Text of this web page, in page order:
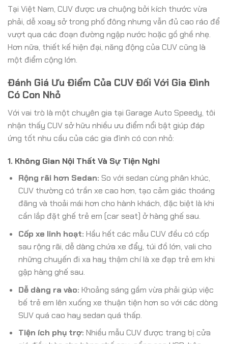
Tại Việt Nam, CUV được ưa chuộng bởi kích thước vừa
phải, dễ xoay sở trong phố đông nhưng vẫn đủ cao ráo để
vượt qua các đoạn đường ngập nước hoặc gồ ghề nhẹ.
Hơn nữa, thiết kế hiện đại, năng động của CUV cũng là
một điểm cộng lớn.
Đánh Giá Ưu Điểm Của CUV Đối Với Gia Đình
Có Con Nhỏ
Với vai trò là một chuyên gia tại Garage Auto Speedy, tôi
nhận thấy CUV sở hữu nhiều ưu điểm nổi bật giúp đáp
ứng tốt nhu cầu của các gia đình có con nhỏ:
1. Không Gian Nội Thất Và Sự Tiện Nghi
Rộng rãi hơn Sedan: So với sedan cùng phân khúc,
CUV thường có trần xe cao hơn, tạo cảm giác thoáng
đãng và thoải mái hơn cho hành khách, đặc biệt là khi
cần lắp đặt ghế trẻ em (car seat) ở hàng ghế sau.
Cốp xe linh hoạt: Hầu hết các mẫu CUV đều có cốp
sau rộng rãi, dễ dàng chứa xe đẩy, túi đồ lớn, vali cho
những chuyến đi xa hay thậm chí là xe đạp trẻ em khi
gập hàng ghế sau.
Dễ dàng ra vào: Khoảng sáng gầm vừa phải giúp việc
bế trẻ em lên xuống xe thuận tiện hơn so với các dòng
SUV quá cao hay sedan quá thấp.
Tiện ích phụ trợ: Nhiều mẫu CUV được trang bị cửa